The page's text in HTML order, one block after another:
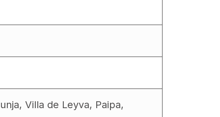
Villa de Leyva, Paipa,